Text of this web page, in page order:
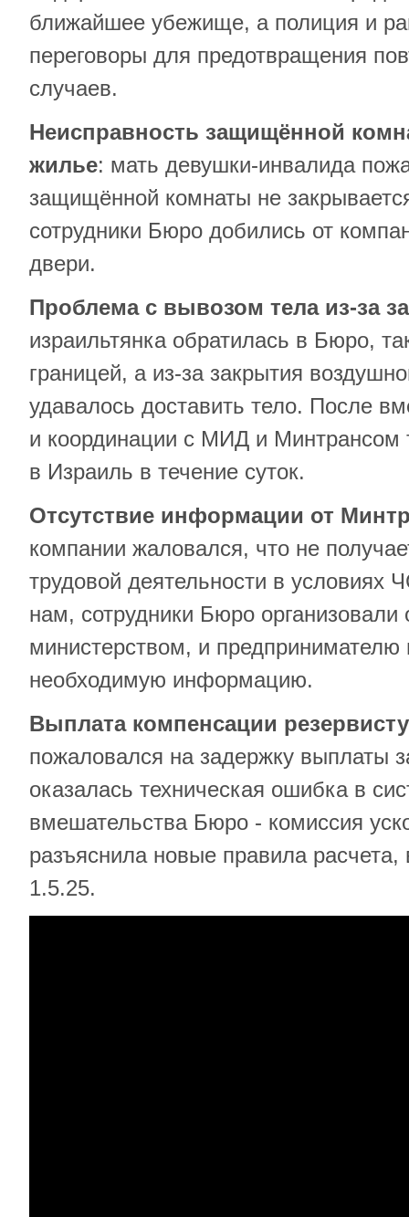
ближайшее убежище, а полиция и
переговоры для предотвращения
случаев.
Неисправность защищённой
жилье: мать девушки-инвалида
защищённой комнаты не
сотрудники Бюро добились от
двери.
Проблема с вывозом тела из-за
израильтянка обратилась в Бюро,
границей, а из-за закрытия
удавалось доставить тело. После
и координации с МИД и Минтрансом
в Израиль в течение суток.
Отсутствие информации от
компании жаловался, что не
трудовой деятельности в условиях
нам, сотрудники Бюро организовали
министерством, и предпринимателю
необходимую информацию.
Выплата компенсации резервисту
пожаловался на задержку выплаты
оказалась техническая ошибка в
вмешательства Бюро - комиссия
разъяснила новые правила
1.5.25.